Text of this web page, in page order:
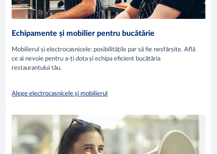
Echipamente și mobilier pentru bucătărie
Mobilierul și electrocasnicele: posibilitățile par să fie nesfârșite. Află
ce ai nevoie pentru a-ți dota și echipa eficient bucătăria
restaurantului tău.
Alege electrocasnicele și mobilierul